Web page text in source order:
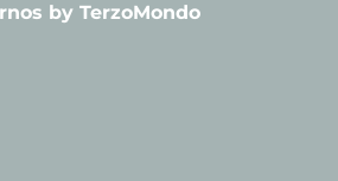
by TerzoMondo